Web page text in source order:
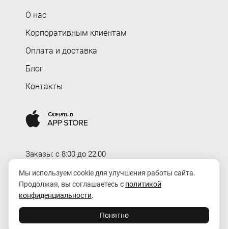
О нас
Корпоративным клиентам
Оплата и доставка
Блог
Контакты
Заказы: c 8:00 до 22:00
Доставка: c 8:00 до 00:00
order@rozaexpress.ru
Мы используем cookie для улучшения работы сайта.
Продолжая, вы соглашаетесь с политикой
конфиденциальности.
Понятно